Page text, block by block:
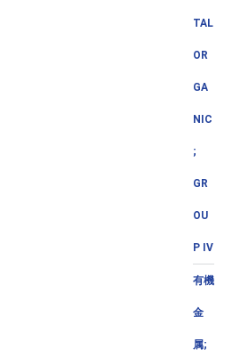
TAL
OR
GA
NIC
;
GR
OU
P IV
有機
金
属;